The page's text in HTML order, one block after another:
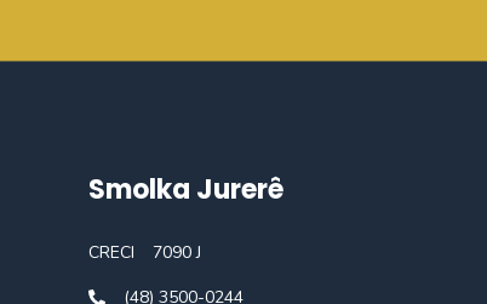
Smolka Jurerê
CRECI
7090 J
(48) 3500-0244